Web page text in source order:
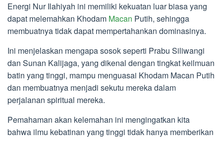
Energi Nur Ilahiyah ini memiliki kekuatan luar biasa yang
dapat melemahkan Khodam Macan Putih, sehingga
membuatnya tidak dapat mempertahankan dominasinya.
Ini menjelaskan mengapa sosok seperti Prabu Siliwangi
dan Sunan Kalijaga, yang dikenal dengan tingkat keilmuan
batin yang tinggi, mampu menguasai Khodam Macan Putih
dan membuatnya menjadi sekutu mereka dalam
perjalanan spiritual mereka.
Pemahaman akan kelemahan ini mengingatkan kita
bahwa ilmu kebatinan yang tinggi tidak hanya memberikan